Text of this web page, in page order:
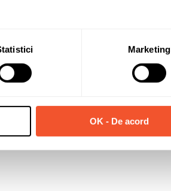
Marketing
OK - De acord